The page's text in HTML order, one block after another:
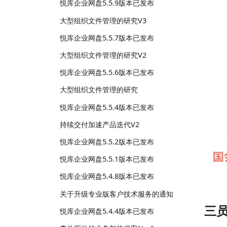
悦库企业网盘5.5.9版本已发布
大型组织文件管理的研究V3
悦库企业网盘5.5.7版本已发布
大型组织文件管理的研究V2
悦库企业网盘5.5.6版本已发布
大型组织文件管理的研究
悦库企业网盘5.5.4版本已发布
持续交付加速产品迭代V2
悦库企业网盘5.5.2版本已发布
悦库企业网盘5.5.1版本已发布
悦库企业网盘5.4.8版本已发布
关于升级专业版客户技术服务的通知
悦库企业网盘5.4.4版本已发布
三